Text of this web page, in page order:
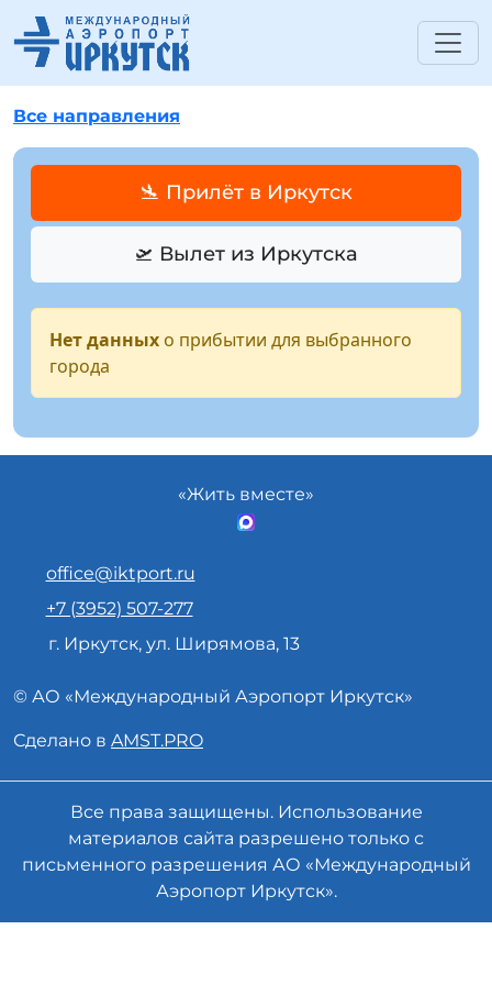
Все направления
🛬 Прилёт в Иркутск
🛫 Вылет из Иркутска
Нет данных о прибытии для выбранного
города
«Жить вместе»
office@iktport.ru
+7 (3952) 507-277
г. Иркутск, ул. Ширямова, 13
© АО «Международный Аэропорт Иркутск»
Сделано в AMST.PRO
Все права защищены. Использование
материалов сайта разрешено только с
письменного разрешения АО «Международный
Аэропорт Иркутск».